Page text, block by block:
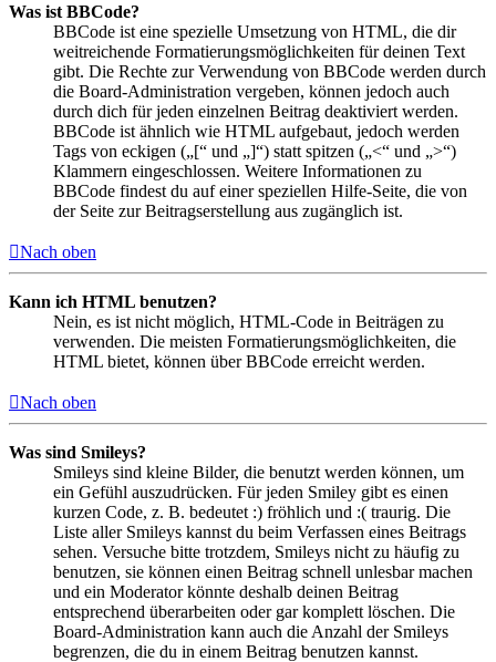
Was ist BBCode?
BBCode ist eine spezielle Umsetzung von HTML, die dir
weitreichende Formatierungsmöglichkeiten für deinen Text
gibt. Die Rechte zur Verwendung von BBCode werden durch
die Board-Administration vergeben, können jedoch auch
durch dich für jeden einzelnen Beitrag deaktiviert werden.
BBCode ist ähnlich wie HTML aufgebaut, jedoch werden
Tags von eckigen („[“ und „]“) statt spitzen („<“ und „>“)
Klammern eingeschlossen. Weitere Informationen zu
BBCode findest du auf einer speziellen Hilfe-Seite, die von
der Seite zur Beitragserstellung aus zugänglich ist.
Nach oben
Kann ich HTML benutzen?
Nein, es ist nicht möglich, HTML-Code in Beiträgen zu
verwenden. Die meisten Formatierungsmöglichkeiten, die
HTML bietet, können über BBCode erreicht werden.
Nach oben
Was sind Smileys?
Smileys sind kleine Bilder, die benutzt werden können, um
ein Gefühl auszudrücken. Für jeden Smiley gibt es einen
kurzen Code, z. B. bedeutet :) fröhlich und :( traurig. Die
Liste aller Smileys kannst du beim Verfassen eines Beitrags
sehen. Versuche bitte trotzdem, Smileys nicht zu häufig zu
benutzen, sie können einen Beitrag schnell unlesbar machen
und ein Moderator könnte deshalb deinen Beitrag
entsprechend überarbeiten oder gar komplett löschen. Die
Board-Administration kann auch die Anzahl der Smileys
begrenzen, die du in einem Beitrag benutzen kannst.